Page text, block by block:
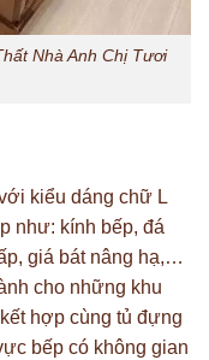
Nhà Anh Chị Tươi
kiểu dáng chữ L
như: kính bếp, đá
giá bát nâng hạ,…
cho những khu
hợp cùng tủ đựng
bếp có không gian